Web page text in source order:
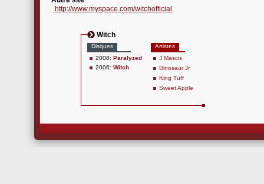
http://www.myspace.com/witchofficial
Witch
Disques
2008: Paralyzed
2006: Witch
Artistes
J Mascis
Dinosaur Jr
King Tuff
Sweet Apple